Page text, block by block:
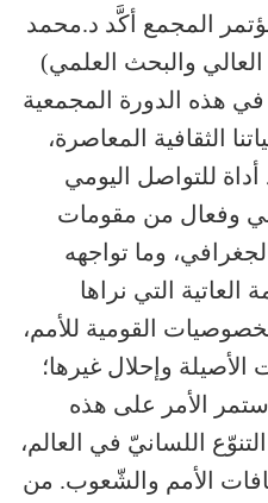
المجمع أكَّد د.محمد
العالي والبحث العلمي)
هذه الدورة المجمعية
الثقافية المعاصرة،
للتواصل اليومي
وفعال من مقومات
وما تواجهه
التي نراها
القومية للأمم،
الأصيلة وإحلال غيرها؛
الأمر على هذه
اللسانيّ في العالم،
الأمم والشّعوب. من